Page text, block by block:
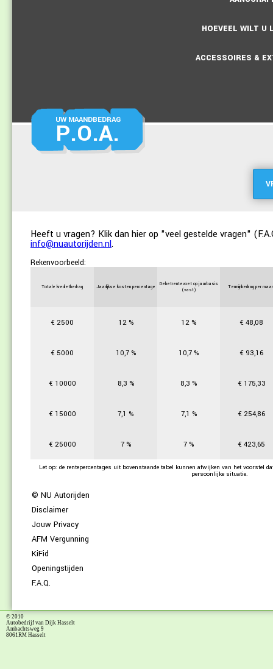
UW MAANDBEDRAG
P.O.A.
Heeft u vragen? Klik danhier op "veel gestelde vragen"
info@nuautorijden.nl.
Rekenvoorbeeld:
Totale kredietbedrag Jaarlijkse kosten percentage
Debetrentevoet op jaarbasis
(vast)
Termijnbedrag per
€2500 12 % 12 % €48,08
€ 5000 10,7 % 10,7 % € 93,16
€ 10000 8,3 % 8,3 % € 175,33
€ 15000 7,1 % 7,1 % € 254,86
€ 25000 7 % 7 % €423,65
Let op: de rentepercentages uit bovenstaande tabel kunnen afwijken van het voorstel
persoonlijke situatie.
© NU Autorijden
Disclaimer
Jouw Privacy
AFM Vergunning
KiFid
Openingstijden
F.A.Q.
© 2010
Autobedrijf van Dijk Hasselt
Ambachtsweg 9
8061RM Hasselt